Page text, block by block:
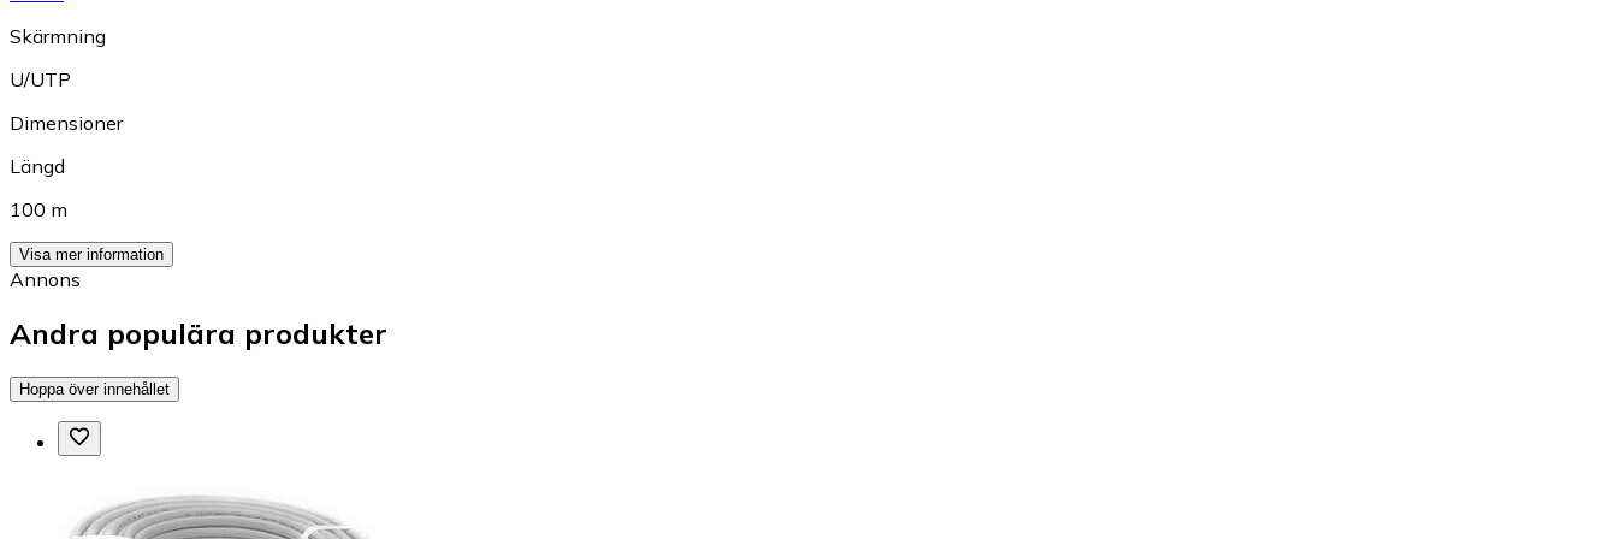
Skärmning
U/UTP
Dimensioner
Längd
100 m
Visa mer information
Annons
Andra populära produkter
Hoppa över innehållet